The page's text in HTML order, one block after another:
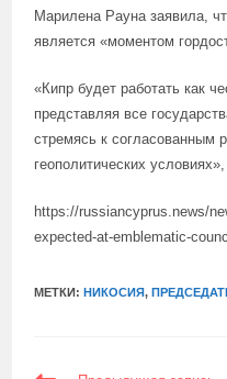
Марилена Рауна заявила,
является «моментом
«Кипр будет работать как
представляя все
стремясь к согласованным
геополитических
https://russiancyprus.news/
expected-at-emblematic-
МЕТКИ:НИКОСИЯ,